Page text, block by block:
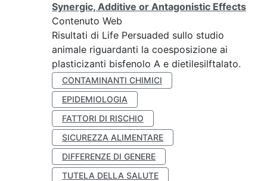
Synergic, Additive or Antagonistic Effects
Contenuto Web
Risultati di Life Persuaded sullo studio
animale riguardanti la coesposizione ai
plasticizanti bisfenolo A e dietilesilftalato.
CONTAMINANTI CHIMICI
EPIDEMIOLOGIA
FATTORI DI RISCHIO
SICUREZZA ALIMENTARE
DIFFERENZE DI GENERE
TUTELA DELLA SALUTE